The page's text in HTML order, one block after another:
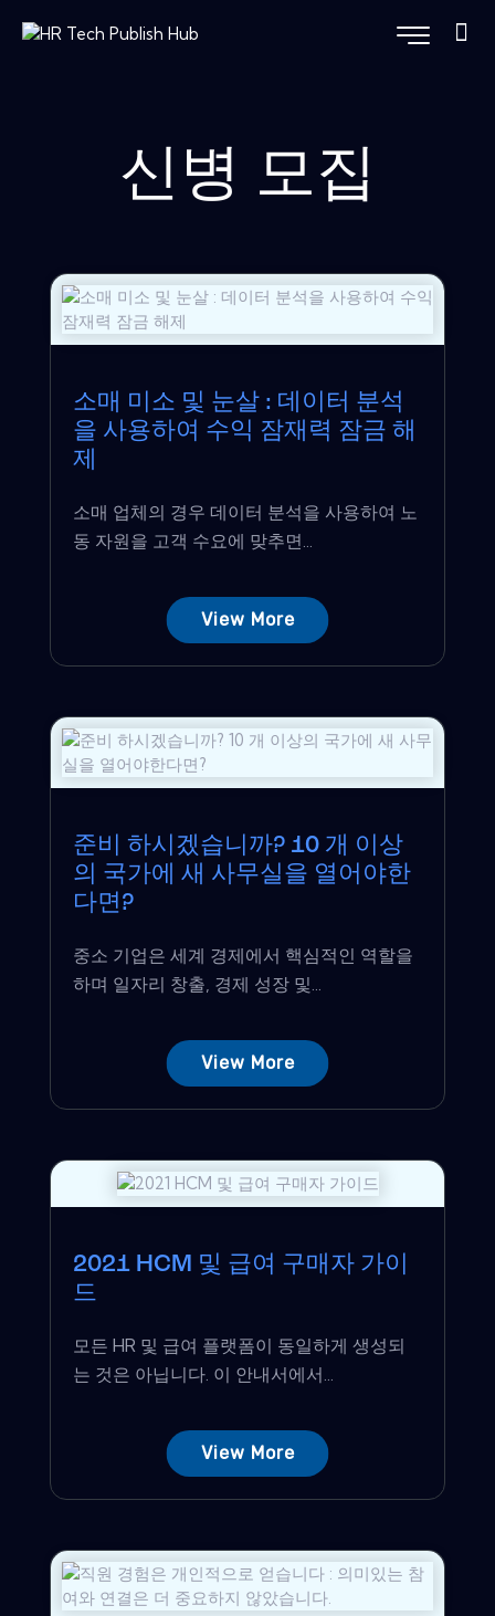
신병 모집
소매 미소 및 눈살 : 데이터 분석
을 사용하여 수익 잠재력 잠금 해
제
소매 업체의 경우 데이터 분석을 사용하여 노
동 자원을 고객 수요에 맞추면...
View More
준비 하시겠습니까? 10 개 이상
의 국가에 새 사무실을 열어야한
다면?
중소 기업은 세계 경제에서 핵심적인 역할을
하며 일자리 창출, 경제 성장 및...
View More
2021 HCM 및 급여 구매자 가이
드
모든 HR 및 급여 플랫폼이 동일하게 생성되
는 것은 아닙니다. 이 안내서에서...
View More